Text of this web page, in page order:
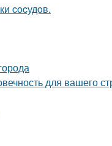
cocудoв.
для вашего